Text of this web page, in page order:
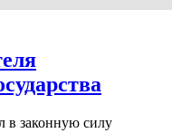
в законную силу